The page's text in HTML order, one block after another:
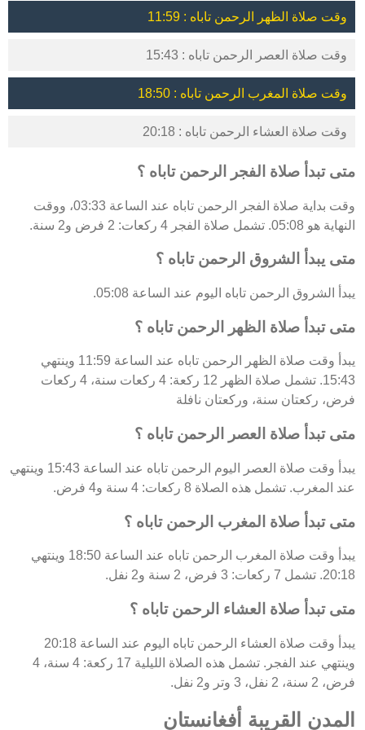
وقت صلاة الظهر الرحمن تاباه : 11:59
وقت صلاة العصر الرحمن تاباه : 15:43
وقت صلاة المغرب الرحمن تاباه : 18:50
وقت صلاة العشاء الرحمن تاباه : 20:18
متى تبدأ صلاة الفجر الرحمن تاباه ؟
وقت بداية صلاة الفجر الرحمن تاباه عند الساعة 03:33، ووقت
النهاية هو 05:08. تشمل صلاة الفجر 4 ركعات: 2 فرض و2 سنة.
متى يبدأ الشروق الرحمن تاباه ؟
يبدأ الشروق الرحمن تاباه اليوم عند الساعة 05:08.
متى تبدأ صلاة الظهر الرحمن تاباه ؟
يبدأ وقت صلاة الظهر الرحمن تاباه عند الساعة 11:59 وينتهي
15:43. تشمل صلاة الظهر 12 ركعة: 4 ركعات سنة، 4 ركعات
فرض، ركعتان سنة، وركعتان نافلة
متى تبدأ صلاة العصر الرحمن تاباه ؟
يبدأ وقت صلاة العصر اليوم الرحمن تاباه عند الساعة 15:43 وينتهي
عند المغرب. تشمل هذه الصلاة 8 ركعات: 4 سنة و4 فرض.
متى تبدأ صلاة المغرب الرحمن تاباه ؟
يبدأ وقت صلاة المغرب الرحمن تاباه عند الساعة 18:50 وينتهي
20:18. تشمل 7 ركعات: 3 فرض، 2 سنة و2 نفل.
متى تبدأ صلاة العشاء الرحمن تاباه ؟
يبدأ وقت صلاة العشاء الرحمن تاباه اليوم عند الساعة 20:18
وينتهي عند الفجر. تشمل هذه الصلاة الليلية 17 ركعة: 4 سنة، 4
فرض، 2 سنة، 2 نفل، 3 وتر و2 نفل.
المدن القريبة أفغانستان